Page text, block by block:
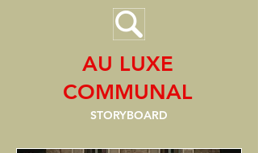
STORYBOARD
AU LUXE
COMMUNAL